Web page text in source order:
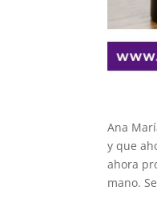
Ana
y que
ahora
mano.